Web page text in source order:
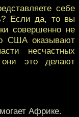
себе
Если да, то вы
совершенно не
США оказывают
несчастных
это делают
Африке.